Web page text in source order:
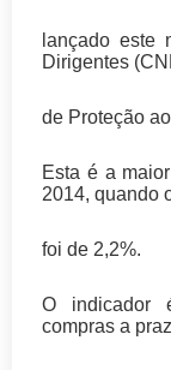
lançado este
Dirigentes
de Proteção
Esta é a
2014, quando
foi de 2,2%.
O indicador
compras a